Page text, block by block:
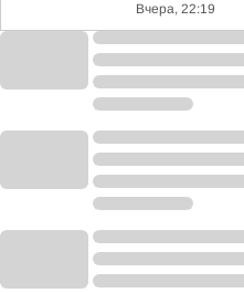
Вчера, 22:19